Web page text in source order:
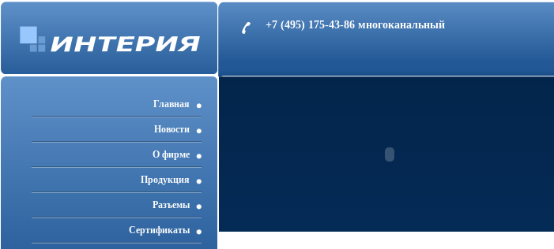
+7 (495) 175-43-86 многоканальный
Главная
Новости
О фирме
Продукция
Разъемы
Cертификаты